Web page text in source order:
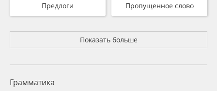
Предлоги Пропущенное слово
Показать больше
Грамматика